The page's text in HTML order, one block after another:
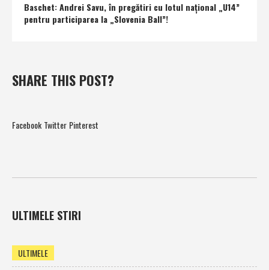
Baschet: Andrei Savu, în pregătiri cu lotul naţional „U14”
pentru participarea la „Slovenia Ball”!
SHARE THIS POST?
Facebook Twitter Pinterest
ULTIMELE STIRI
ULTIMELE